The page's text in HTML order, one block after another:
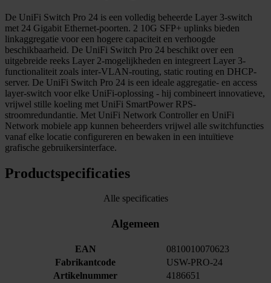
De UniFi Switch Pro 24 is een volledig beheerde Layer 3-switch
met 24 Gigabit Ethernet-poorten. 2 10G SFP+ uplinks bieden
linkaggregatie voor een hogere capaciteit en verhoogde
beschikbaarheid. De UniFi Switch Pro 24 beschikt over een
uitgebreide reeks Layer 2-mogelijkheden en integreert Layer 3-
functionaliteit zoals inter-VLAN-routing, static routing en DHCP-
server. De UniFi Switch Pro 24 is een ideale aggregatie- en access
layer-switch voor elke UniFi-oplossing - hij combineert innovatieve,
vrijwel stille koeling met UniFi SmartPower RPS-
stroomredundantie. Met UniFi Network Controller en UniFi
Network mobiele app kunnen beheerders vrijwel alle switchfuncties
vanaf elke locatie configureren en bewaken in een intuïtieve
grafische gebruikersinterface.
Productspecificaties
Alle specificaties
Algemeen
EAN
0810010070623
Fabrikantcode
USW-PRO-24
Artikelnummer
4186651